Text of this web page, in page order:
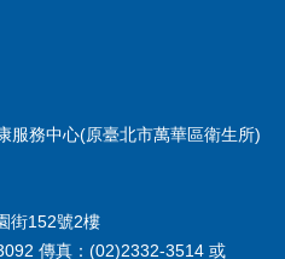
服務中心(原臺北市萬華區衛生所)
街152號2樓
傳真：(02)2332-3514 或